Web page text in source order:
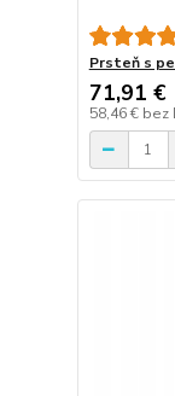
Prsteň s
71,91 €
58,46 € bez